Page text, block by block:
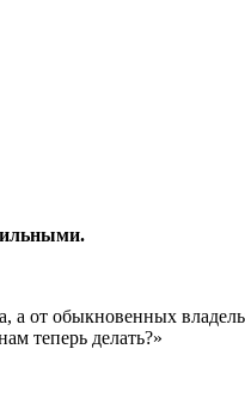
а от обыкновенных
теперь делать?»